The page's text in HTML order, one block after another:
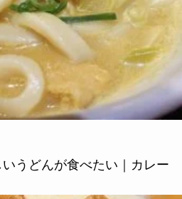
うどんが食べたい｜カレー